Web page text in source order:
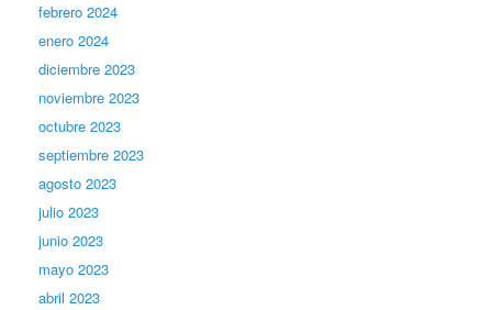
febrero 2024
enero 2024
diciembre 2023
noviembre 2023
octubre 2023
septiembre 2023
agosto 2023
julio 2023
junio 2023
mayo 2023
abril 2023